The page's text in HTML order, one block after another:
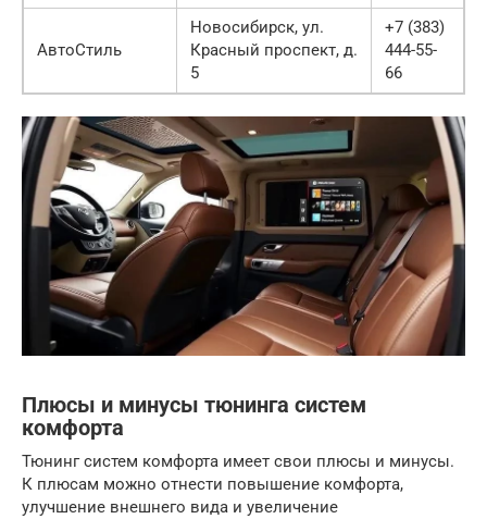
АвтоСтиль
Новосибирск, ул.
Красный проспект, д.
5
+7 (383)
444-55-
66
Плюсы и минусы тюнинга систем
комфорта
Тюнинг систем комфорта имеет свои плюсы и минусы.
К плюсам можно отнести повышение комфорта,
улучшение внешнего вида и увеличение